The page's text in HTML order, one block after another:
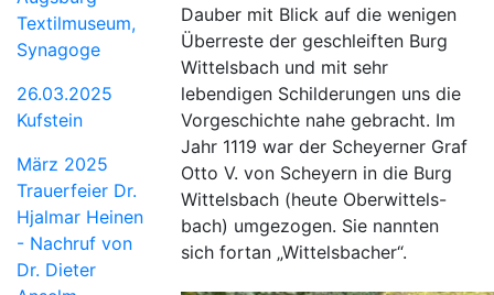
Textilmuseum,
Synagoge
26.03.2025
Kufstein
März 2025
Trauerfeier Dr.
Hjalmar Heinen
- Nachruf von
Dr. Dieter
Dauber mit Blick auf die wenigen
Überreste der geschleiften Burg
Wittelsbach und mit sehr
lebendigen Schilderungen uns die
Vorgeschichte nahe gebracht. Im
Jahr 1119 war der Scheyerner Graf
Otto V. von Scheyern in die Burg
Wittelsbach (heute Oberwittels-
bach) umgezogen. Sie nannten
sich fortan „Wittelsbacher“.